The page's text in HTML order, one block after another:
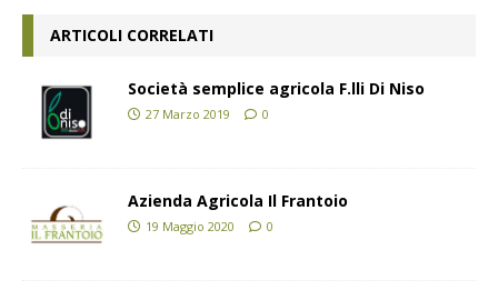
ARTICOLI CORRELATI
Società semplice agricola F.lli Di Niso
27 Marzo 2019 0
Azienda Agricola Il Frantoio
19 Maggio 2020 0